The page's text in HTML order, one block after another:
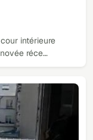
intérieure
réce…